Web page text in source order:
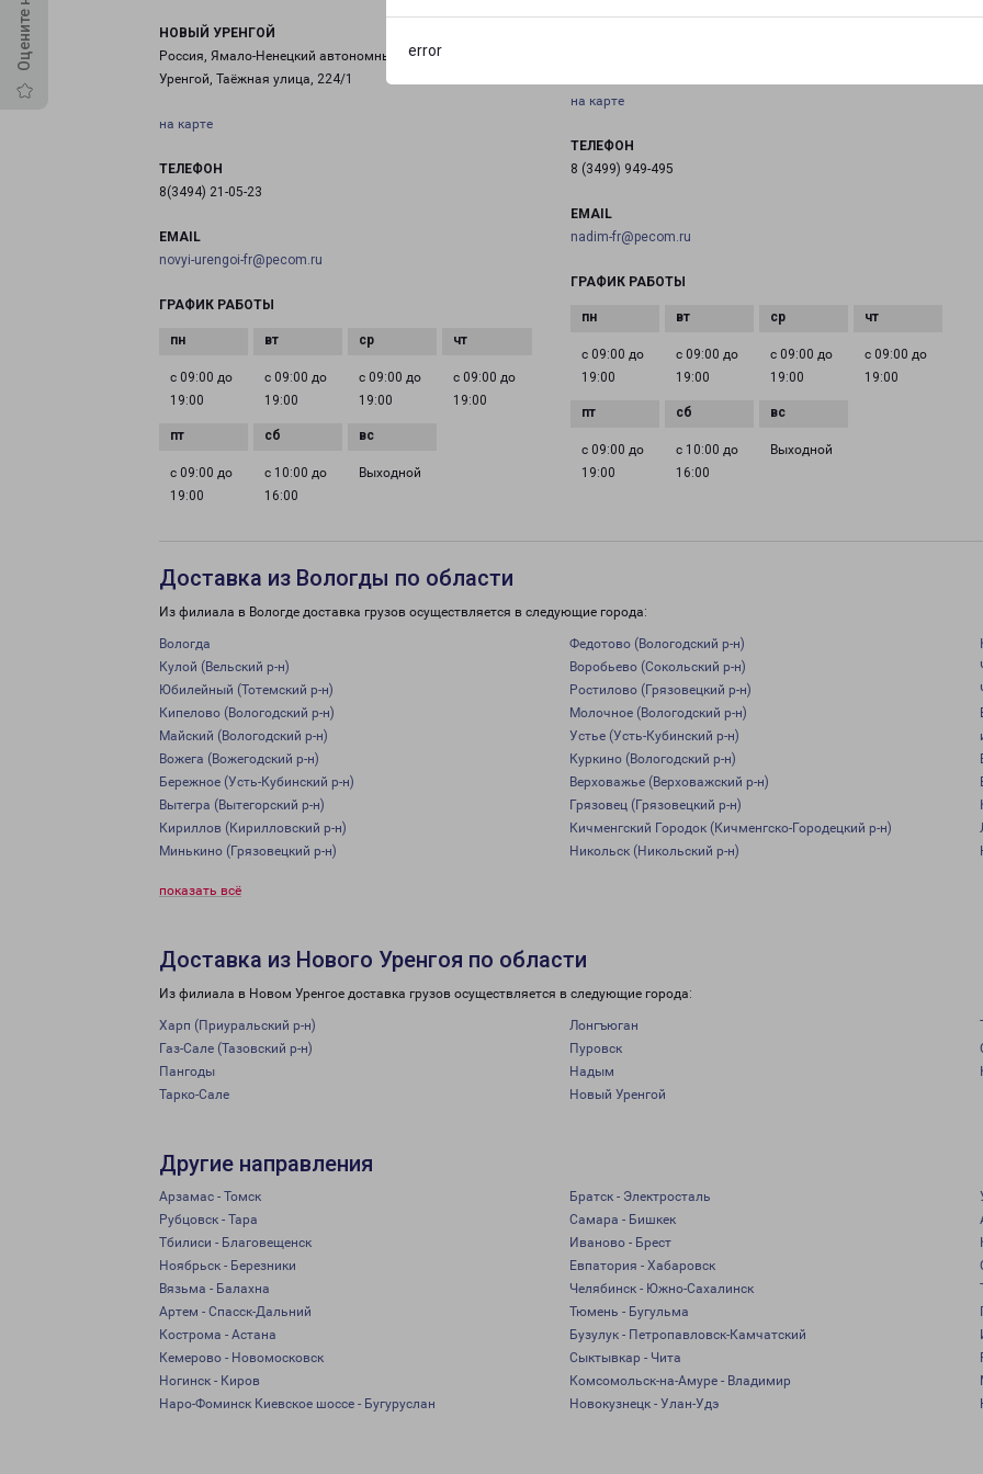
error
НОВЫЙ УРЕНГОЙ
Россия, Ямало-Ненецкий автономный округ, Новый
Уренгой, Таёжная улица, 224/1
на карте
ТЕЛЕФОН
8(3494) 21-05-23
EMAIL
novyi-urengoi-fr@pecom.ru
ГРАФИК РАБОТЫ
с 09:00 до
19:00
с 09:00 до
19:00
с 09:00 до
19:00
с 09:00 до
19:00
с 09:00 до
19:00
с 10:00 до
16:00
Выходной
на карте
ТЕЛЕФОН
8 (3499) 949-495
EMAIL
nadim-fr@pecom.ru
ГРАФИК РАБОТЫ
с 09:00 до
19:00
с 09:00 до
19:00
с 09:00 до
19:00
с 09:00 до
19:00
с 09:00 до
19:00
с 10:00 до
16:00
Выходной
Доставка из Вологды по области
Из филиала в Вологде доставка грузов осуществляется в следующие города:
Вологда Федотово (Вологодский р-н)
Кулой (Вельский р-н)
Воробьево (Сокольский р-н)
Юбилейный (Тотемский р-н)
Ростилово (Грязовецкий р-н)
Кипелово (Вологодский р-н)
Молочное (Вологодский р-н)
Майский (Вологодский р-н)
Устье (Усть-Кубинский р-н)
Вожега (Вожегодский р-н)
Куркино (Вологодский р-н)
Бережное (Усть-Кубинский р-н)
Верховажье (Верховажский р-н)
Вытегра (Вытегорский р-н)
Грязовец (Грязовецкий р-н)
Кириллов (Кирилловский р-н)
Кичменгский Городок (Кичменгско-Городецкий р-н)
Минькино (Грязовецкий р-н)
Никольск (Никольский р-н)
показать всё
Доставка из Нового Уренгоя по области
Из филиала в Новом Уренгое доставка грузов осуществляется в следующие города:
Харп (Приуральский р-н) Лонгъюган
Газ-Сале (Тазовский р-н)
Пуровск
Пангоды
Надым
Тарко-Сале
Новый Уренгой
Другие направления
Арзамас - Томск Братск - Электросталь
Рубцовск - Тара
Самара - Бишкек
Тбилиси - Благовещенск
Иваново - Брест
Ноябрьск - Березники
Евпатория - Хабаровск
Вязьма - Балахна
Челябинск - Южно-Сахалинск
Артем - Спасск-Дальний
Тюмень - Бугульма
Кострома - Астана
Бузулук - Петропавловск-Камчатский
Кемерово - Новомосковск
Сыктывкар - Чита
Ногинск - Киров
Комсомольск-на-Амуре - Владимир
Наро-Фоминск Киевское шоссе - Бугуруслан
Новокузнецк - Улан-Удэ